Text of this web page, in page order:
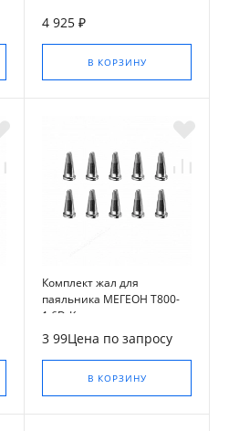
4 925 ₽
В КОРЗИНУ
Комплект жал для
паяльника МЕГЕОН T800-
1.6D-K
3 99Цена по запросу
В КОРЗИНУ